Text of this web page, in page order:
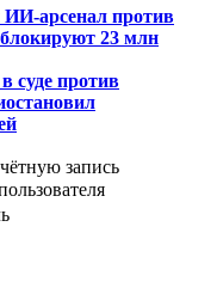
ИИ-арсенал против
23 млн
суде против
запись